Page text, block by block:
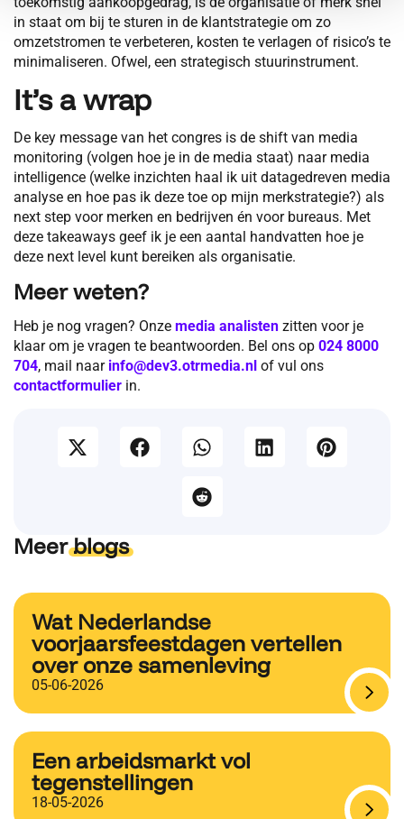
in staat om bij te sturen in de klantstrategie om zo
omzetstromen te verbeteren, kosten te verlagen of risico’s te
minimaliseren. Ofwel, een strategisch stuurinstrument.
It’s a wrap
De key message van het congres is de shift van media
monitoring (volgen hoe je in de media staat) naar media
intelligence (welke inzichten haal ik uit datagedreven media
analyse en hoe pas ik deze toe op mijn merkstrategie?) als
next step voor merken en bedrijven én voor bureaus. Met
deze takeaways geef ik je een aantal handvatten hoe je
deze next level kunt bereiken als organisatie.
Meer weten?
Heb je nog vragen? Onze media analisten zitten voor je
klaar om je vragen te beantwoorden. Bel ons op 024 8000
704, mail naar info@dev3.otrmedia.nl of vul ons
contactformulier in.
Meerblogs
Wat Nederlandse
voorjaarsfeestdagen vertellen
over onze samenleving
05-06-2026
Een arbeidsmarkt vol
tegenstellingen
18-05-2026